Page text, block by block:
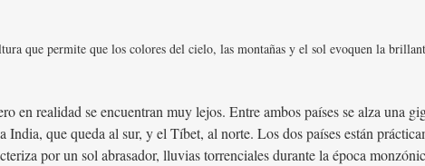
que permite que los colores del cielo, las montañas y el sol evoquen la
en realidad se encuentran muy lejos. Entre ambos países se alza una
que queda al sur, y el Tíbet, al norte. Los dos países están
por un sol abrasador, lluvias torrenciales durante la época